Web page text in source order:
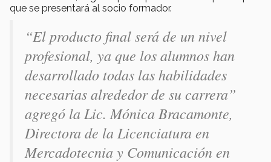
que se presentará al socio formador.
“El producto final será de un nivel
profesional, ya que los alumnos han
desarrollado todas las habilidades
necesarias alrededor de su carrera”
agregó la Lic. Mónica Bracamonte,
Directora de la Licenciatura en
Mercadotecnia y Comunicación en